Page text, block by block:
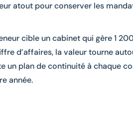
atout pour conserver les
cible un cabinet qui gère 1
d’affaires, la valeur tourne
un plan de continuité à chaque
année.